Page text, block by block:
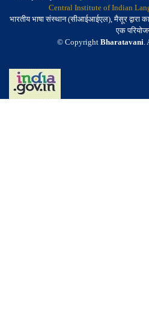
Central Institute of Indian
भारतीय भाषा संस्थान (सीआईआईएल), मैसूर द्वारा
एक
© Copyright Bharatavani.